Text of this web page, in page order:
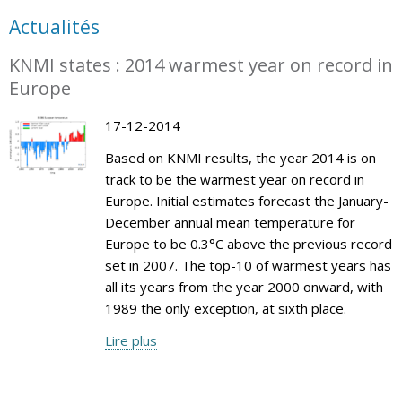
Actualités
KNMI states : 2014 warmest year on record in
Europe
17-12-2014
Based on KNMI results, the year 2014 is on
track to be the warmest year on record in
Europe. Initial estimates forecast the January-
December annual mean temperature for
Europe to be 0.3°C above the previous record
set in 2007. The top-10 of warmest years has
all its years from the year 2000 onward, with
1989 the only exception, at sixth place.
Lire plus